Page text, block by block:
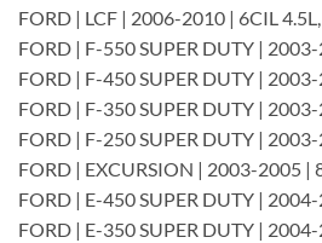
FORD | LCF | 2006-2010 | 6CIL 4.5L,
FORD | F-550 SUPER DUTY | 2003-
FORD | F-450 SUPER DUTY | 2003-
FORD | F-350 SUPER DUTY | 2003-
FORD | F-250 SUPER DUTY | 2003-
FORD | EXCURSION | 2003-2005 |
FORD | E-450 SUPER DUTY | 2004-
FORD | E-350 SUPER DUTY | 2004-